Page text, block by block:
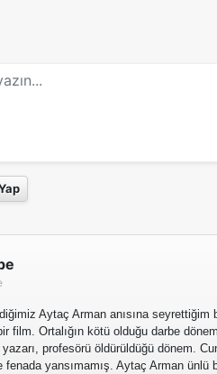
Aytaç Arman anısına seyrettiğim
film. Ortalığın kötü olduğu darbe
yazarı, profesörü öldürüldüğü dönem.
fenada yansımamış. Aytaç Arman ünlü